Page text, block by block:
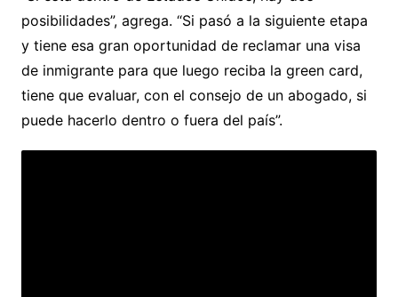
posibilidades”, agrega. “Si pasó a la siguiente etapa
y tiene esa gran oportunidad de reclamar una visa
de inmigrante para que luego reciba la green card,
tiene que evaluar, con el consejo de un abogado, si
puede hacerlo dentro o fuera del país”.